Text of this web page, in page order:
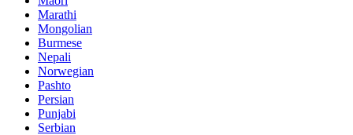
Marathi
Mongolian
Burmese
Nepali
Norwegian
Pashto
Persian
Punjabi
Serbian